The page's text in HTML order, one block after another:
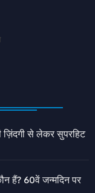
ज़िंदगी से लेकर सुपरहिट
हैं? 60वें जन्मदिन पर